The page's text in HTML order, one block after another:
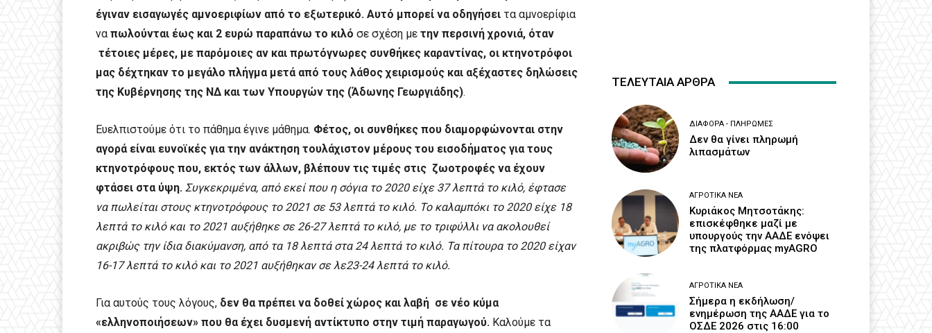
έγιναν εισαγωγές αμνοεριφίων από το εξωτερικό. Αυτό μπορεί να οδηγήσει τα αμνοερίφια
να πωλούνται έως και 2 ευρώ παραπάνω το κιλό σε σχέση με την περσινή χρονιά, όταν
τέτοιες μέρες, με παρόμοιες αν και πρωτόγνωρες συνθήκες καραντίνας, οι κτηνοτρόφοι
μας δέχτηκαν το μεγάλο πλήγμα μετά από τους λάθος χειρισμούς και αξέχαστες δηλώσεις
της Κυβέρνησης της ΝΔ και των Υπουργών της (Άδωνης Γεωργιάδης).
Ευελπιστούμε ότι το πάθημα έγινε μάθημα. Φέτος, οι συνθήκες που διαμορφώνονται στην
αγορά είναι ευνοϊκές για την ανάκτηση τουλάχιστον μέρους του εισοδήματος για τους
κτηνοτρόφους που, εκτός των άλλων, βλέπουν τις τιμές στις ζωοτροφές να έχουν
φτάσει στα ύψη. Συγκεκριμένα, από εκεί που η σόγια το 2020 είχε 37 λεπτά το κιλό, έφτασε
να πωλείται στους κτηνοτρόφους το 2021 σε 53 λεπτά το κιλό. Το καλαμπόκι το 2020 είχε 18
λεπτά το κιλό και το 2021 αυξήθηκε σε 26-27 λεπτά το κιλό, µε το τριφύλλι να ακολουθεί
ακριβώς την ίδια διακύμανση, από τα 18 λεπτά στα 24 λεπτά το κιλό. Τα πίτουρα το 2020 είχαν
16-17 λεπτά το κιλό και το 2021 αυξήθηκαν σε λε23-24 λεπτά το κιλό.
Για αυτούς τους λόγους, δεν θα πρέπει να δοθεί χώρος και λαβή σε νέο κύμα
«ελληνοποιήσεων» που θα έχει δυσμενή αντίκτυπο στην τιμή παραγωγού. Καλούμε τα
ΤΕΛΕΥΤΑΙΑ ΑΡΘΡΑ
ΔΙΆΦΟΡΑ - ΠΛΗΡΩΜΈΣ
Δεν θα γίνει πληρωμή
λιπασμάτων
ΑΓΡΟΤΙΚΆ ΝΈΑ
Κυριάκος Μητσοτάκης:
επισκέφθηκε μαζί με
υπουργούς την ΑΑΔΕ ενόψει
της πλατφόρμας myAGRO
ΑΓΡΟΤΙΚΆ ΝΈΑ
Σήμερα η εκδήλωση/
ενημέρωση της ΑΑΔΕ για το
ΟΣΔΕ 2026 στις 16:00